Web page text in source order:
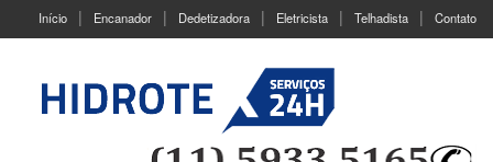
Início Encanador Dedetizadora Eletricista Telhadista Contato